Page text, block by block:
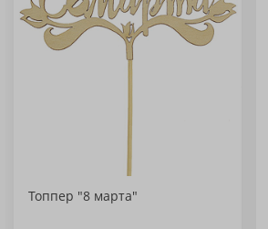
Топпер "8 марта"